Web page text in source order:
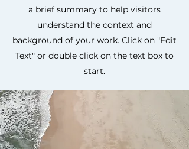
a brief summary to help visitors
understand the context and
background of your work. Click on "Edit
Text" or double click on the text box to
start.